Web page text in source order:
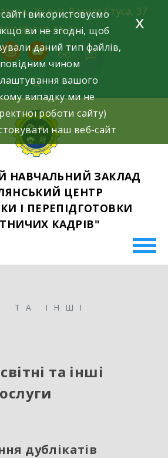
26; вул. Василя Стуса, 37
69-32.
instagram
youtube
НАВЧАЛЬНИЙ ЗАКЛАД
ЦЕНТР
І ПЕРЕПІДГОТОВКИ
КАДРІВ"
ТА ІНШІ
та інші
дублікатів
використовуємо
ви не згодні, щоб
даний тип файлів,
чином
вашого
випадку ми не
роботи сайту)
наш веб-сайт
x